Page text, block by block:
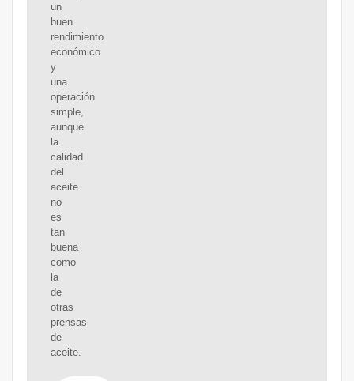
un
buen
rendimiento
económico
y
una
operación
simple,
aunque
la
calidad
del
aceite
no
es
tan
buena
como
la
de
otras
prensas
de
aceite.